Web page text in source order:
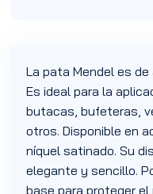
La pata Mendel es
Es ideal para la
butacas, bufeteras,
otros. Disponible en
níquel satinado. Su
elegante y sencillo.
base para proteger el